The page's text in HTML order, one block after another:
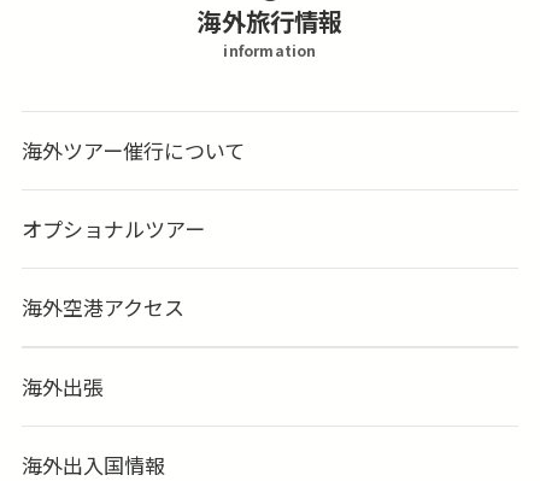
海外旅行情報
information
海外ツアー催行について
オプショナルツアー
海外空港アクセス
海外出張
海外出入国情報